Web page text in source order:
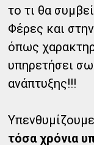
το τι θα
Φέρες και
όπως
υπηρετήσει
ανάπτυξης!!!
τόσα χρόνια